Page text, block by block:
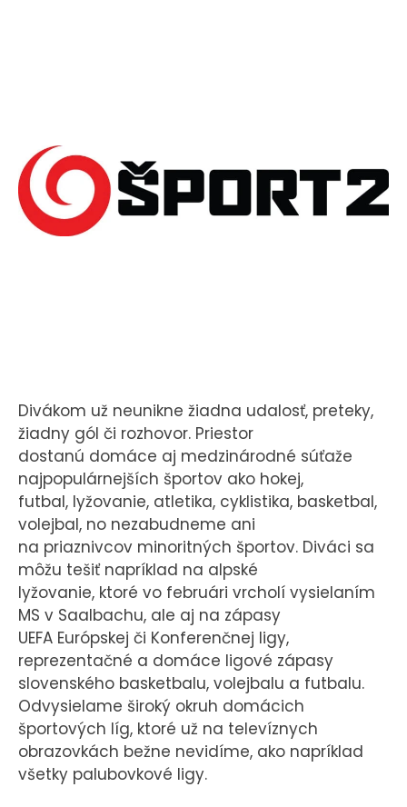
Divákom už neunikne žiadna udalosť, preteky,
žiadny gól či rozhovor. Priestor
dostanú domáce aj medzinárodné súťaže
najpopulárnejších športov ako hokej,
futbal, lyžovanie, atletika, cyklistika, basketbal,
volejbal, no nezabudneme ani
na priaznivcov minoritných športov. Diváci sa
môžu tešiť napríklad na alpské
lyžovanie, ktoré vo februári vrcholí vysielaním
MS v Saalbachu, ale aj na zápasy
UEFA Európskej či Konferenčnej ligy,
reprezentačné a domáce ligové zápasy
slovenského basketbalu, volejbalu a futbalu.
Odvysielame široký okruh domácich
športových líg, ktoré už na televíznych
obrazovkách bežne nevidíme, ako napríklad
všetky palubovkové ligy.